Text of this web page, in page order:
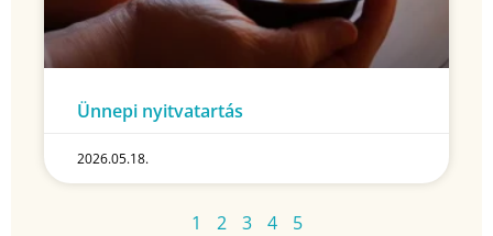
Ünnepi nyitvatartás
2026.05.18.
1 2 3 4 5